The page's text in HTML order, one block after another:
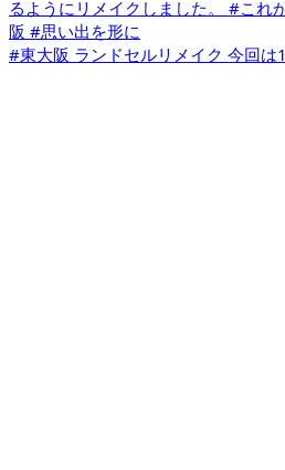
#東大阪 ランドセルリメイク 今回は1